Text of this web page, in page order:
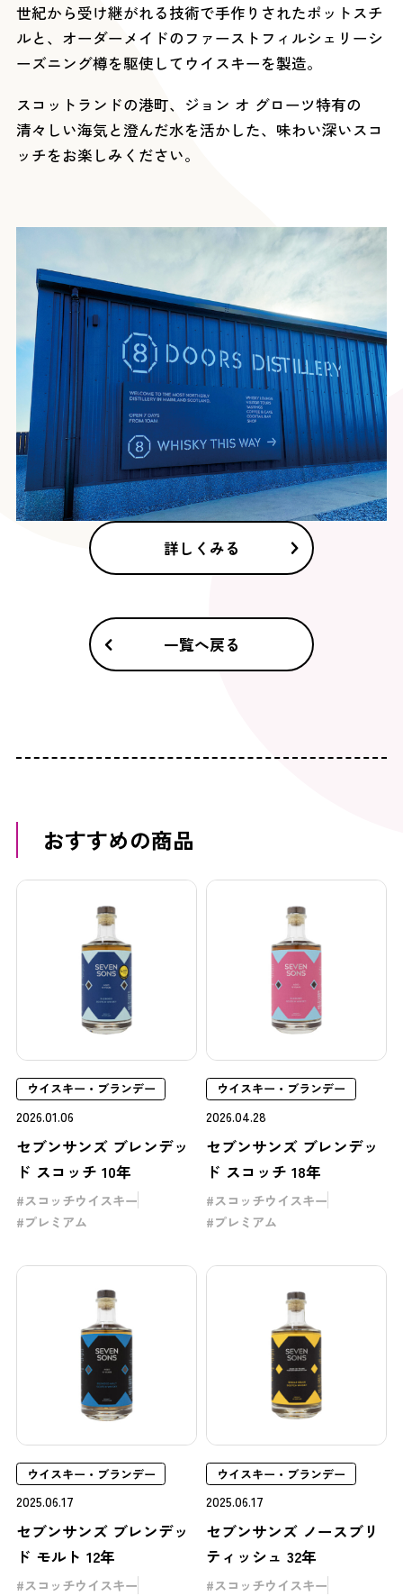
世紀から受け継がれる技術で手作りされたポットスチ
ルと、オーダーメイドのファーストフィルシェリーシ
ーズニング樽を駆使してウイスキーを製造。
スコットランドの港町、ジョン オ グローツ特有の
清々しい海気と澄んだ水を活かした、味わい深いスコ
ッチをお楽しみください。
詳しくみる
一覧へ戻る
おすすめの商品
ウイスキー・ブランデー
2026.01.06
セブンサンズ ブレンデッ
ド スコッチ 10年
スコッチウイスキー
プレミアム
ウイスキー・ブランデー
2026.04.28
セブンサンズ ブレンデッ
ド スコッチ 18年
スコッチウイスキー
プレミアム
ウイスキー・ブランデー
2025.06.17
セブンサンズ ブレンデッ
ド モルト 12年
スコッチウイスキー
ウイスキー・ブランデー
2025.06.17
セブンサンズ ノースブリ
ティッシュ 32年
スコッチウイスキー